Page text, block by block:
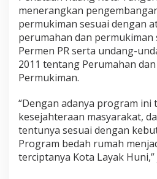
menerangkan
permukiman sesuai dengan
perumahan dan
Permen PR serta undang-
2011 tentang Perumahan
Permukiman.
“Dengan adanya program ini
kesejahteraan masyarakat,
tentunya sesuai dengan
Program bedah rumah
terciptanya Kota Layak Huni,”